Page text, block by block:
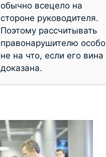
обычно всецело на
стороне руководителя.
Поэтому рассчитывать
правонарушителю особо
не на что, если его вина
доказана.